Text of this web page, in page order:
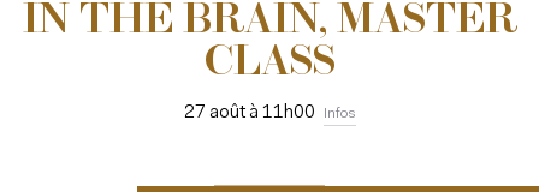
IN THE BRAIN, MASTER
CLASS
27 août à 11h00 Infos